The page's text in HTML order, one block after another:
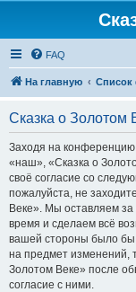
FAQ
На главную
Сказка о Золотом
Заходя на
«наш», «Сказка о
своё согласие со
пожалуйста, не
Веке». Мы оставляем
время и сделаем всё
вашей стороны было бы
на предмет изменений,
Золотом Веке» после
согласие с ними.